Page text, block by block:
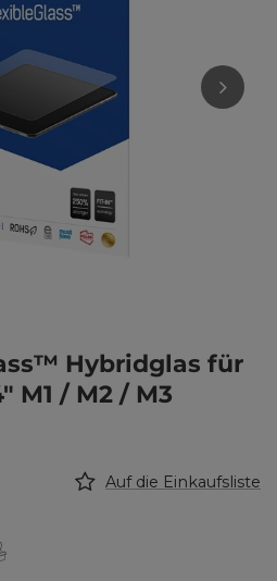
Hybridglas für
M1 / ​​​​M2 / M3
Auf die Einkaufsliste